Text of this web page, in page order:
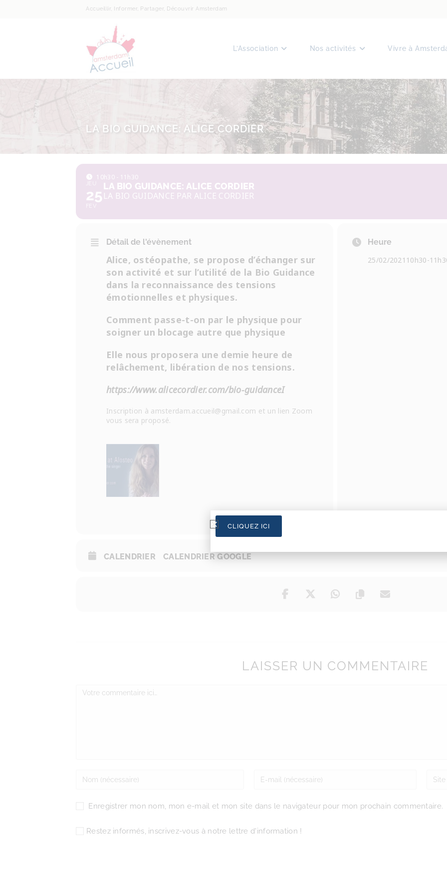
Accueillir, Informer, Partager, Découvrir Amsterdam
L’Association Nos activités Vivre à
LA BIO GUIDANCE: ALICE CORDIER
10h30 - 11h30
JEU
25
FEV
LA BIO GUIDANCE: ALICE CORDIER
LA BIO GUIDANCE PAR ALICE CORDIER
Détail de l'évènement
Alice, ostéopathe, se propose d’échanger sur
son activité et sur l’utilité de la Bio Guidance
dans la reconnaissance des tensions
émotionnelles et physiques.
Comment passe-t-on par le physique pour
soigner un blocage autre que physique
Elle nous proposera une demie heure de
relâchement, libération de nos tensions.
https://www.alicecordier.com/bio-guidanceI
Inscription à amsterdam.accueil@gmail.com et un lien Zoom
vous sera proposé.
Heure
25/02/2021 10h30-
CALENDRIER CALENDRIER GOOGLE
LAISSER UN COMMENTAIRE
Enregistrer mon nom, mon e-mail et mon site dans le navigateur pour mon prochain commentaire.
Restez informés, inscrivez-vous à notre lettre d'information !
CLIQUEZ ICI